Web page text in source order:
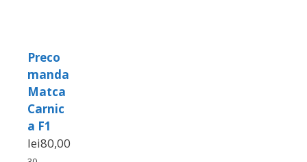
Preco
manda
Matca
Carnic
a F1
lei80,00